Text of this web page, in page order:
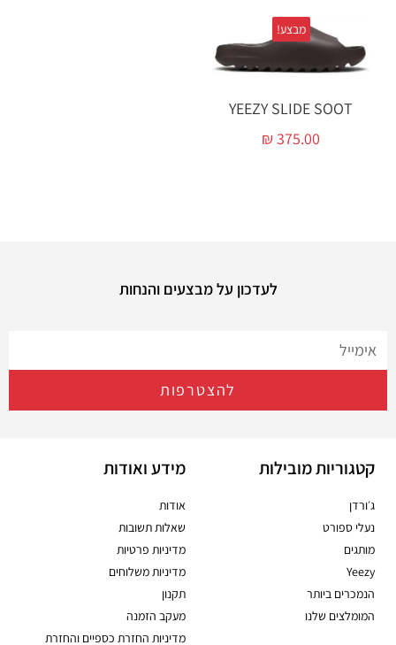
מבצע!
YEEZY SLIDE SOOT
₪375.00
לעדכון על מבצעים והנחות
להצטרפות
קטגוריות מובילות
ג׳ורדן
נעלי ספורט
מותגים
Yeezy
הנמכרים ביותר
המומלצים שלנו
מידע ואודות
אודות
שאלות תשובות
מדיניות פרטיות
מדיניות משלוחים
תקנון
מעקב הזמנה
מדיניות החזרת כספיים והחזרת